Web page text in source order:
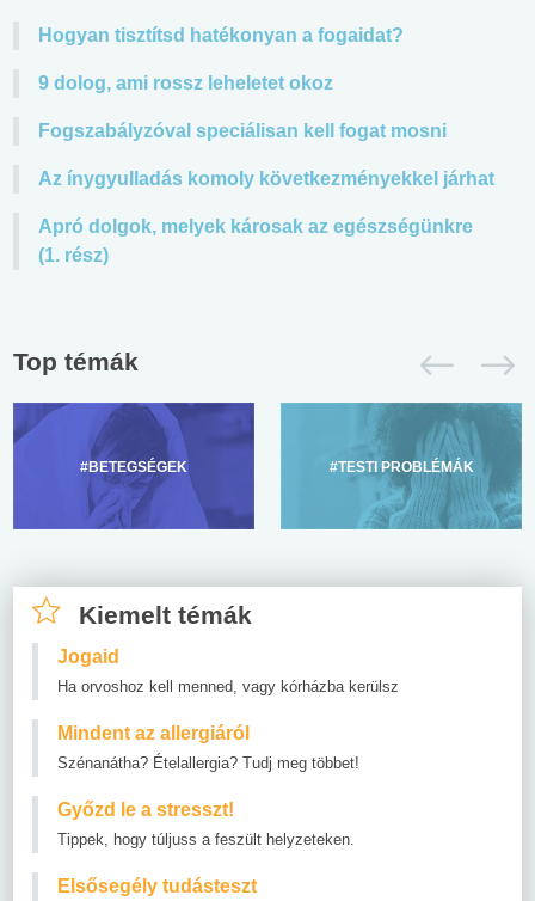
Hogyan tisztítsd hatékonyan a fogaidat?
9 dolog, ami rossz leheletet okoz
Fogszabályzóval speciálisan kell fogat mosni
Az ínygyulladás komoly következményekkel járhat
Apró dolgok, melyek károsak az egészségünkre
(1. rész)
Top témák
#BETEGSÉGEK #TESTI PROBLÉMÁK
Kiemelt témák
Jogaid
Ha orvoshoz kell menned, vagy kórházba kerülsz
Mindent az allergiáról
Szénanátha? Ételallergia? Tudj meg többet!
Győzd le a stresszt!
Tippek, hogy túljuss a feszült helyzeteken.
Elsősegély tudásteszt